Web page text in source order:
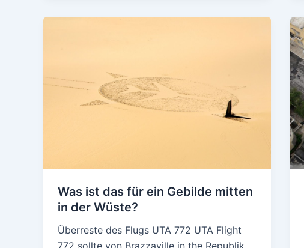
Was ist das für ein Gebilde mitten
in der Wüste?
Überreste des Flugs UTA 772 UTA Flight
772 sollte von Brazzaville in the Republik